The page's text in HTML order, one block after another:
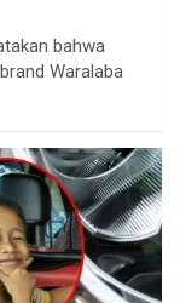
bahwa
Waralaba